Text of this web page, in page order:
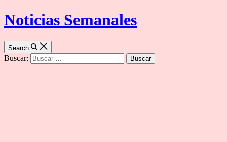
Noticias Semanales
Search
Buscar: